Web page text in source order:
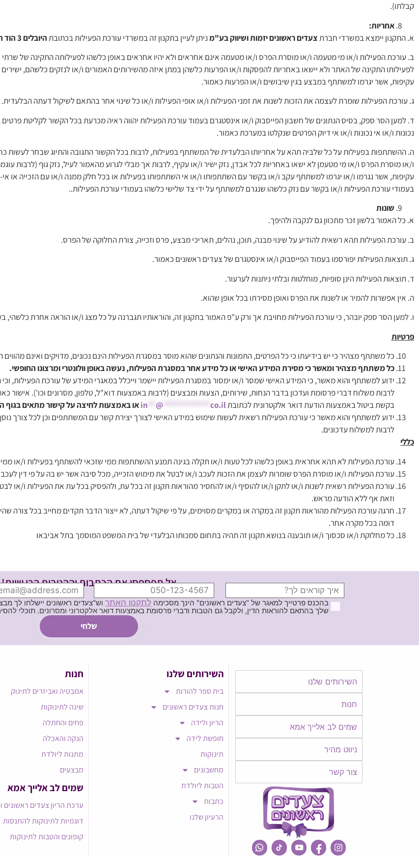
קבלתו).
אחריות:
א. התקנון יימצא במשרדי חברתצעדים ראשונים יזמות ושיווק בע"מניתן לעיין בתקנון זה במשרדי עורכת הפעילות בכתובתהיובלים 3 הוד השרון
ב. עורכת הפעילות ו/או מי מטעמה ו/או מוסרת הפרס ו/או מטעמה אינם אחראים ולא יהיו אחראים באופן כלשהו לפעילותה התקינה של
לפעילותו התקינה של האתר ולא יישאו באחריות להפסקות ו/או הפרעות כלשהן במתן איזה מהשירותים האמורים ו/או לנזקים כלשהם, ישירים
עקיפות, אשר יגרמו למשתתף במבצע בגין שיבושים ו/או הפרעות כאמור.
ג. עורכת הפעילות שומרת לעצמה את הזכות לשנות את זמני הפעילות ו/או אופי הפעילות ו/או כל שינוי אחר בהתאם לשיקול דעתה הבלעדית.
ד. למען הסר ספק, בסיס הנתונים של חשבון הפייסבוק ו/או אינסטגרם בעמוד עורכת הפעילות יהווה ראיה מכרעת בכל הקשור לקליטת
נכונות ו/או אי נכונות ו/או אי דיוק הפרטים שנקלטו במערכת כאמור.
ה. ההשתתפות בפעילות על כל שלביה תהא על אחריותו הבלעדית של המשתתף בפעילות, לרבות בכל הקשור התגובה והתיוג שבחר לעשות
ו/או מוסרת הפרס ו/או מי מטעמן לא ישאו באחריות לכל אבדן, נזק ישיר ו/או עקיף, לרבות אך מבלי לגרוע מהאמור לעיל, נזק גוף (לרבות
עקיפות, אשר נגרמו ו/או יגרמו למשתתף עקב ו/או בקשר עם השתתפותו ו/או אי השתתפותו בפעילות או בכל חלק ממנה ו/או עם הזכייה או
בעמודי עורכת הפעילות ו/או בקשר עם נזק כלשהו שנגרם למשתתף על ידי צד שלישי כלשהו בעמודי עורכת הפעילות..
שונות
א. כל האמור בלשון זכר מתכוון גם לנקבה ולהיפך.
ב. עורכת הפעילות תהא רשאית להודיע על שינוי מבנה, תוכן, נהלים, תאריכי מבצע, פרס וזכייה, צורת החלוקה של הפרס.
ג. תוצאות הפעילות יפורסמו בעמוד הפייסבוק ו/או אינסטגרם של צעדים ראשונים כאמור.
ד. תוצאות הפעילות הינן סופיות, מוחלטות ובלתי ניתנות לערעור.
ה. אין אפשרות להמיר או לשנות את הפרס ואופן מסירתו בכל אופן שהוא.
ו. למען הסר ספק יובהר, כי עורכת הפעילות מחויבת אך ורק ע"פ האמור בתקנון זה, והוראותיו תגברנה על כל מצג ו/או הוראה אחרת כלשהי,
פרטיות
כל משתתף מצהיר כי יש בידיעתו כי כל הפרטים, התמונות והנתונים שהוא מוסר במסגרת הפעילות הינם נכונים, מדויקים ואינם מהווים
כל משתתף מצהיר ומאשר כי מסירת המידע האישי או כל מידע אחר במסגרת הפעילות, נעשה באופן וולונטרי ומרצונו החופשי.
ידוע למשתתף והוא מאשר, כי המידע האישי שמסר ו/או ימסור במסגרת הפעילות יישמר וייכלל במאגרי המידע של עורכת הפעילות, וכי
לרבות משלוח דברי פרסומת ועדכון בדבר הנחות, שירותים, הצעות ומבצעים (לרבות באמצעות דוא"ל, טלפון, מסרונים וכו'). אישור
בקשת ביטול באמצעות הודעת דואר אלקטרונית לכתובת
in @ co.il
או באמצעות לחיצה על קישור מתאים בגוף
ידוע למשתתף והוא מאשר כי עורכת הפעילות רשאית לעשות שימוש במידע האישי לצורך יצירת קשר עם המשתתפים וכן לכל צורך
לרבות למשלוח עדכונים.
כללי
עורכת הפעילות לא תהא אחראית באופן כלשהו לכל טעות ו/או תקלה בגינה תמנע ההשתתפות ממי שזכאי להשתתף בפעילות ו/או
עורכת הפעילות ו/או מוסרת הפרס שומרות לעצמן את הזכות לעכב ו/או לבטל את מימוש הזכייה, מכל סיבה אשר יש בה על פי דין
עורכת הפעילות רשאית לשנות ו/או לתקן ו/או להוסיף ו/או להחסיר מהוראות תקנון זה בכל עת, ולהפסיק בכל עת את הפעילות ו/או
וזאת אף ללא הודעה מראש.
חרגה עורכת הפעילות מהוראות תקנון זה במקרה או במקרים מסוימים, על פי שיקול דעתה, לא ייצור הדבר תקדים מחייב בכל צורה
דומה בכל מקרה אחר.
כל מחלוקת ו/או סכסוך ו/או תובענה בנושא תקנון זה תהיה בתחום סמכותו הבלעדי של בית המשפט המוסמך בתל אביבאו
אל תפספסי את הכתבות וההטבות הכי שוות!
בהכנס פרטייך למאגר של "צעדים ראשונים" הינך מסכימה לתקנון האתר וש"צעדים ראשונים יישלחו לך
שלך בהתאם להוראות הדין, ולקבל גם הטבות ודברי פרסומת באמצעות דואר אלקטרוני ומסרונים. תוכלי להסיר את הרישום בכל עת
השירותים שלנו
חנות
שמים לב אלייך אמא​​
ניווט מהיר
צור קשר
השירותים שלנו
בית ספר להורות
חנות צעדים ראשונים
הריון ולידה
חופשת לידה
תינוקות
מחשבונים
הטבות ליולדת
כתבות
הרעיון שלנו
חנות
אמבטיה ואביזרים לתינוק
שינה לתינוקות
פחים והחתלה
הנקה והאכלה
מתנות ליולדת
מבצעים
שמים לב אלייך אמא​
ערכת הריון צעדים ראשונים
דוגמיות לתינוקות להתנסות
קופונים והטבות לתינוקות